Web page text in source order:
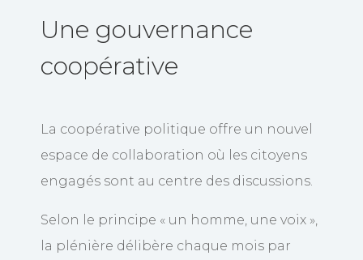
Une gouvernance
coopérative
La coopérative politique offre un nouvel
espace de collaboration où les citoyens
engagés sont au centre des discussions.
Selon le principe « un homme, une voix »,
la plénière délibère chaque mois par